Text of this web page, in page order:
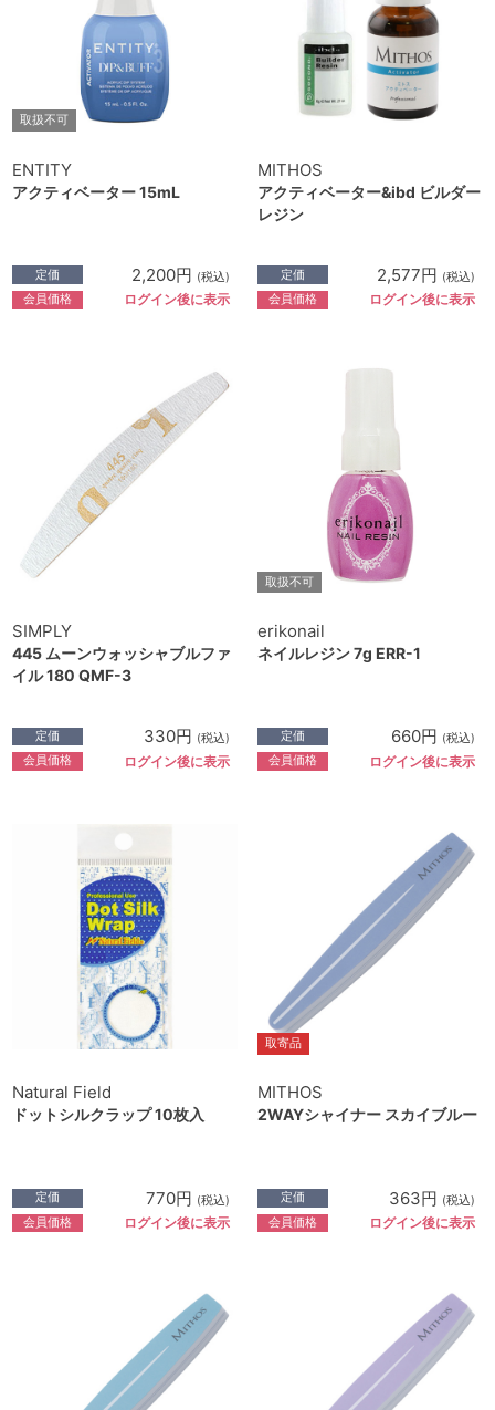
取扱不可
ENTITY
アクティベーター 15mL
定価 2,200円 (税込)
会員価格 ログイン後に表示
MITHOS
アクティベーター&ibd ビルダー
レジン
定価 2,577円 (税込)
会員価格 ログイン後に表示
SIMPLY
445 ムーンウォッシャブルファ
イル 180 QMF-3
定価 330円 (税込)
会員価格 ログイン後に表示
取扱不可
erikonail
ネイルレジン 7g ERR-1
定価 660円 (税込)
会員価格 ログイン後に表示
Natural Field
ドットシルクラップ 10枚入
定価 770円 (税込)
会員価格 ログイン後に表示
取寄品
MITHOS
2WAYシャイナー スカイブルー
定価 363円 (税込)
会員価格 ログイン後に表示